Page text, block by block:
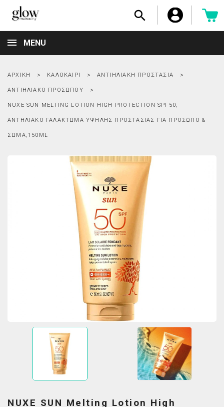

MENU
ΑΡΧΙΚΉ ΚΑΛΟΚΑΊΡΙ ΑΝΤΙΗΛΙΑΚΉ ΠΡΟΣΤΑΣΊΑ
ΑΝΤΙΗΛΙΑΚΌ ΠΡΟΣΏΠΟΥ
NUXE SUN MELTING LOTION HIGH PROTECTION SPF50,
ΑΝΤΗΛΙΑΚΌ ΓΑΛΆΚΤΩΜΑ ΥΨΗΛΉΣ ΠΡΟΣΤΑΣΊΑΣ ΓΙΑ ΠΡΌΣΩΠΟ &
ΣΏΜΑ,150ML
NUXE SUN Melting Lotion High